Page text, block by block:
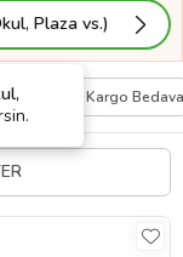
Plaza vs.)
Kargo Bedava